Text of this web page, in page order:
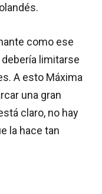
como ese
limitarse
A esto Máxima
una gran
claro, no hay
la hace tan